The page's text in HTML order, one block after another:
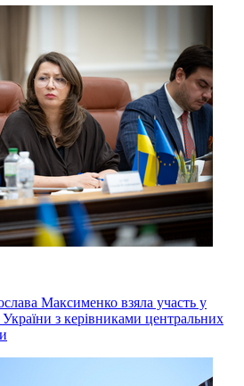
Максименко взяла участь у
України з керівниками центральних